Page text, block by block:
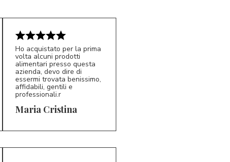
MC 5/5
Ho acquistato per la prima
volta alcuni prodotti
alimentari presso questa
azienda, devo dire di
essermi trovata benissimo,
affidabili, gentili e
professionali.r
Maria Cristina